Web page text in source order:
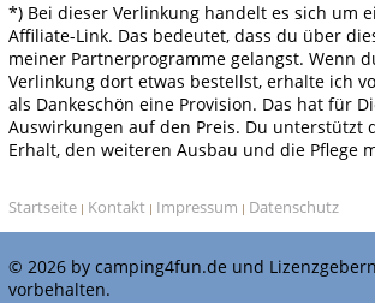
*) Bei dieser Verlinkung handelt es sich um
Affiliate-Link. Das bedeutet, dass du über
meiner Partnerprogramme gelangst. Wenn
Verlinkung dort etwas bestellst, erhalte ich
als Dankeschön eine Provision. Das hat für
Auswirkungen auf den Preis. Du unterstützt
Erhalt, den weiteren Ausbau und die Pflege
Startseite | Kontakt | Impressum | Datenschutz
© 2026 by camping4fun.de und
vorbehalten.